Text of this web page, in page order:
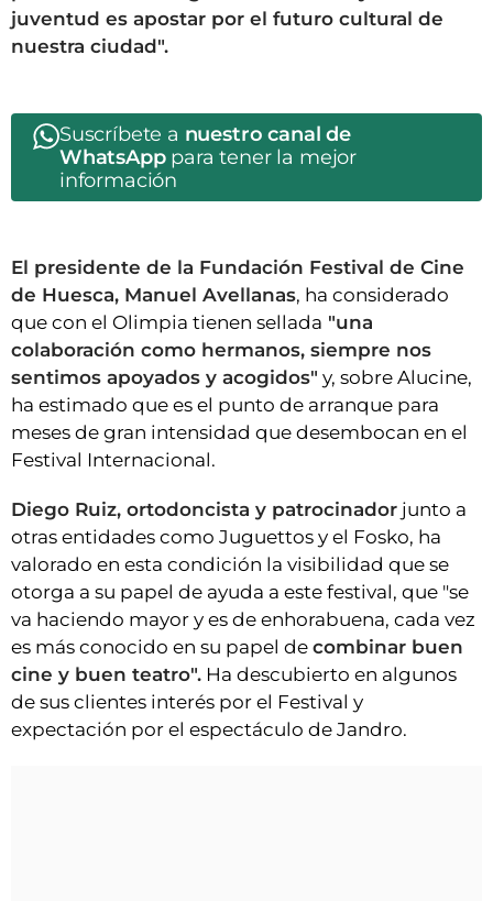
juventud es apostar por el futuro cultural de
nuestra ciudad".
Suscríbete a nuestro canal de
WhatsApppara tener la mejor
información
El presidente de la Fundación Festival de Cine
de Huesca, Manuel Avellanas, ha considerado
que con el Olimpia tienen sellada "una
colaboración como hermanos, siempre nos
sentimos apoyados y acogidos" y, sobre Alucine,
ha estimado que es el punto de arranque para
meses de gran intensidad que desembocan en el
Festival Internacional.
Diego Ruiz, ortodoncista y patrocinador junto a
otras entidades como Juguettos y el Fosko, ha
valorado en esta condición la visibilidad que se
otorga a su papel de ayuda a este festival, que "se
va haciendo mayor y es de enhorabuena, cada vez
es más conocido en su papel de combinar buen
cine y buen teatro". Ha descubierto en algunos
de sus clientes interés por el Festival y
expectación por el espectáculo de Jandro.